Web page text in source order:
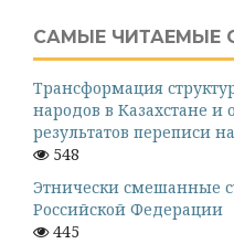
САМЫЕ ЧИТАЕМЫЕ
Трансформация
народов в Казахстане и
результатов переписи
548
Этнически смешанные
Российской Федерации
445